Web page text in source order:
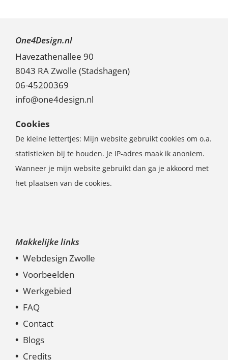
One4Design.nl
Havezathenallee 90
8043 RA Zwolle (Stadshagen)
06-45200369
info@one4design.nl
Cookies
De kleine lettertjes: Mijn website gebruikt cookies om o.a.
statistieken bij te houden. Je IP-adres maak ik anoniem.
Wanneer je mijn website gebruikt dan ga je akkoord met
het plaatsen van de cookies.
Makkelijke links
Webdesign Zwolle
Voorbeelden
Werkgebied
FAQ
Contact
Blogs
Credits